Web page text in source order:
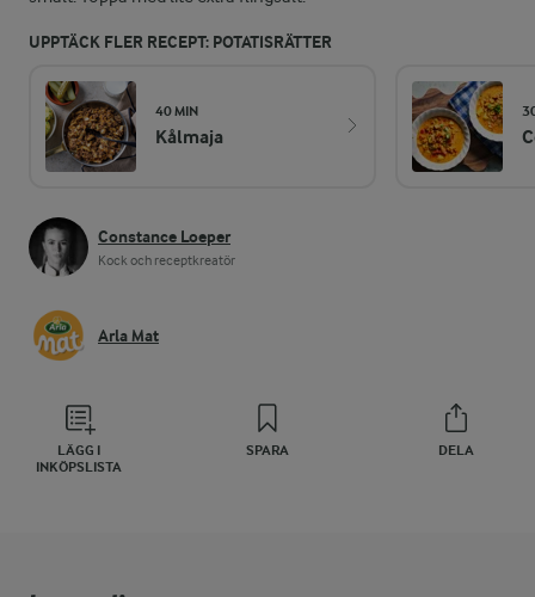
UPPTÄCK FLER RECEPT: POTATISRÄTTER
40 MIN
Kålmaja
Constance Loeper
Kock och receptkreatör
Arla Mat
LÄGG I
INKÖPSLISTA
SPARA DELA